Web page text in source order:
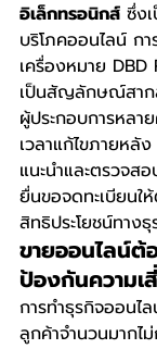
อิเล็กทรอนิกส์ ซึ่ง
บริโภคออนไลน์ กา
เครื่องหมาย
เป็นสัญลักษณ์สาก
ผู้ประกอบการหลา
เวลาแก้ไขภายห
แนะนำและตรวจส
ยื่นขอจดทะเบียนใ
สิทธิประโยชน์ทาง
ขายออนไลน์ต้
ป้องกันความเ
การทำธุรกิจออนไ
ลูกค้าจำนวนมากไ